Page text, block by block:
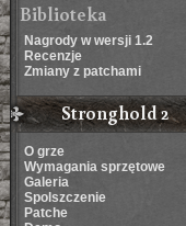
Biblioteka
Nagrody w wersji 1.2
Recenzje
Zmiany z patchami
Stronghold 2
O grze
Wymagania sprzętowe
Galeria
Spolszczenie
Patche